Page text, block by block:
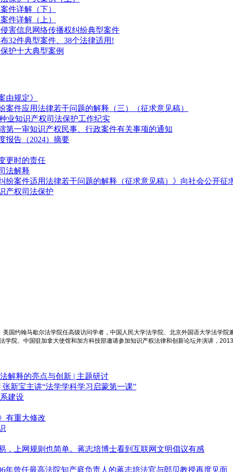
件详解（下）
件详解（上）
害信息网络传播权纠纷典型案件
32件典型案件、38个法律适用!
护十大典型案例
由规定》
案件应用法律若干问题的解释（三）（征求意见稿）
业知识产权司法保护工作纪实
第一审知识产权民事、行政案件有关事项的通知
报告（2024）摘要
更时的责任
法解释
纷案件适用法律若干问题的解释（征求意见稿）》向社会公开征
产权司法保护
国约翰马歇尔法学院任高级访问学者，中国人民大学法学院、北京外国语大学法学
院、中国驻加拿大使馆和加方科技部邀请参加知识产权法律和创新论坛并演讲，
解释的亮点与创新 | 主题研讨
新宝主讲“法学学科学习启蒙第一课”
建设
有重大修改
，上网规则也简单。蒋志培博士看到互联网文明倡议有感
年曾任最高法院知产庭负责人的蒋志培法官与郎贝教授再度见面